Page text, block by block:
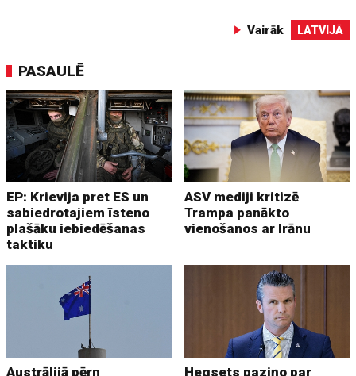
Vairāk LATVIJĀ
PASAULĒ
EP: Krievija pret ES un
sabiedrotajiem īsteno
plašāku iebiedēšanas
taktiku
ASV mediji kritizē
Trampa panākto
vienošanos ar Irānu
Austrālijā pērn
Hegsets paziņo par